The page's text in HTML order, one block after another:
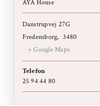
AYA House
Danstrupvej 27G
Fredensborg, 3480
+ Google Maps
Telefon
25 94 44 80